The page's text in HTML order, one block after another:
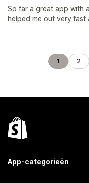
So far a great app with
helped me out very fast
1 2
App-categorieën